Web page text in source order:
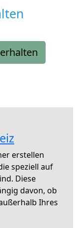
erstellen
speziell auf
Diese
davon, ob
Ihres